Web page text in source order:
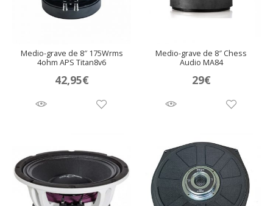
Medio-grave de 8″ 175Wrms
4ohm APS Titan8v6
42,95€
Medio-grave de 8″ Chess
Audio MA84
29€